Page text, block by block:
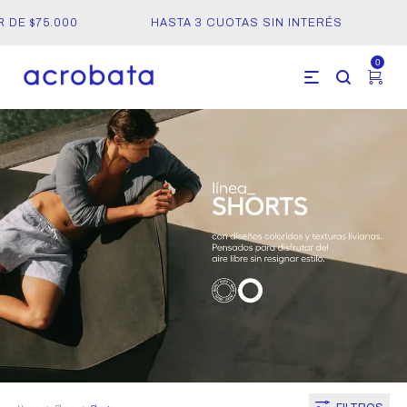
DE $75.000 HASTA 3 CUOTAS SIN INTERÉS
0